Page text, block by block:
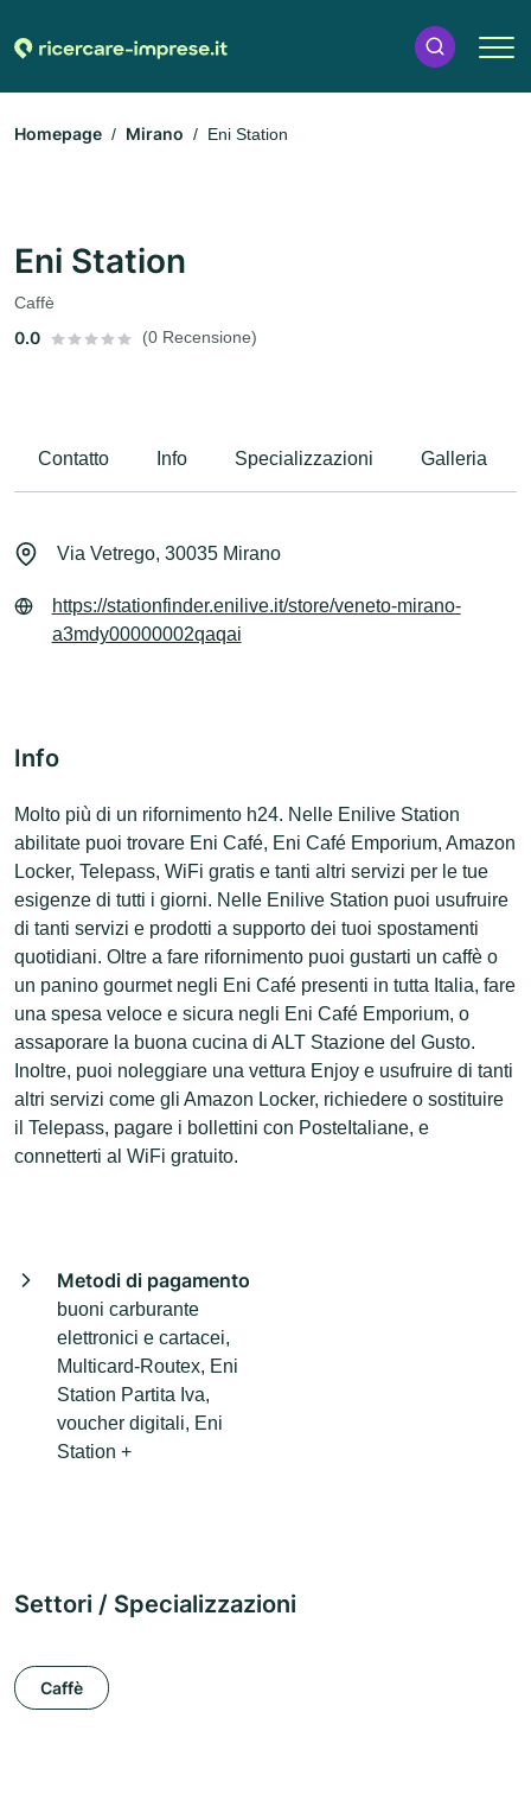
Homepage Mirano Eni Station
Eni Station
Caffè
0.0 (0 Recensione)
Contatto Info Specializzazioni Galleria
Via Vetrego, 30035 Mirano
https://stationfinder.enilive.it/store/veneto-mirano-
a3mdy00000002qaqai
Info
Molto più di un rifornimento h24. Nelle Enilive Station
abilitate puoi trovare Eni Café, Eni Café Emporium, Amazon
Locker, Telepass, WiFi gratis e tanti altri servizi per le tue
esigenze di tutti i giorni. Nelle Enilive Station puoi usufruire
di tanti servizi e prodotti a supporto dei tuoi spostamenti
quotidiani. Oltre a fare rifornimento puoi gustarti un caffè o
un panino gourmet negli Eni Café presenti in tutta Italia, fare
una spesa veloce e sicura negli Eni Café Emporium, o
assaporare la buona cucina di ALT Stazione del Gusto.
Inoltre, puoi noleggiare una vettura Enjoy e usufruire di tanti
altri servizi come gli Amazon Locker, richiedere o sostituire
il Telepass, pagare i bollettini con PosteItaliane, e
connetterti al WiFi gratuito.
Metodi di pagamento
buoni carburante
elettronici e cartacei,
Multicard-Routex, Eni
Station Partita Iva,
voucher digitali, Eni
Station +
Settori / Specializzazioni
Caffè